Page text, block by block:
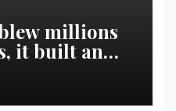
millions
it built an
|